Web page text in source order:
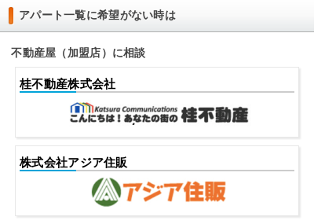
アパート一覧に希望がない時は
不動産屋（加盟店）に相談
桂不動産株式会社
株式会社アジア住販